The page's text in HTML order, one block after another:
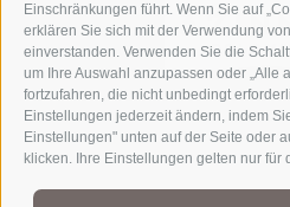
Einschränkungen führt. Wenn Sie auf
erklären Sie sich mit der Verwendung
einverstanden. Verwenden Sie die
um Ihre Auswahl anzupassen oder „Alle
fortzufahren, die nicht unbedingt
Einstellungen jederzeit ändern, indem
Einstellungen" unten auf der Seite oder
klicken. Ihre Einstellungen gelten nur für
Teil der alpinen Welt